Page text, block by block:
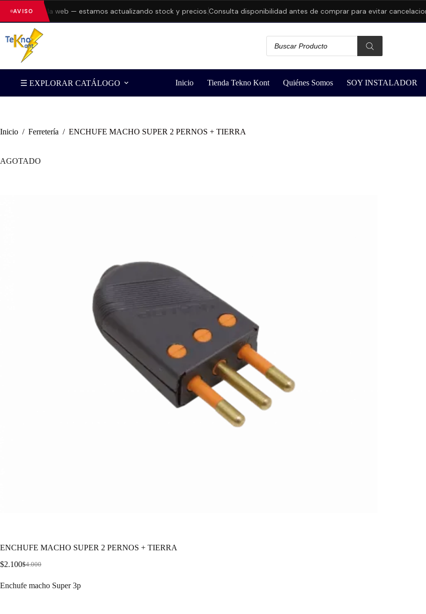
AVISOen la web — estamos actualizando stock y precios.Consulta disponibilidad antes de comprar para evitar cancelaciones.
☰ EXPLORAR CATÁLOGO Inicio Tienda Tekno Kont Quiénes Somos SOY INSTALADOR
Inicio / Ferretería / ENCHUFE MACHO SUPER 2 PERNOS + TIERRA
AGOTADO
ENCHUFE MACHO SUPER 2 PERNOS + TIERRA
$4.000
$2.100
Enchufe macho Super 3p